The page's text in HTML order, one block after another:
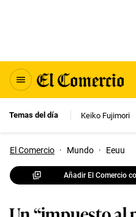
Temas del día Keiko Fujimori
El Comercio · Mundo · Eeuu
Añadir El Comercio